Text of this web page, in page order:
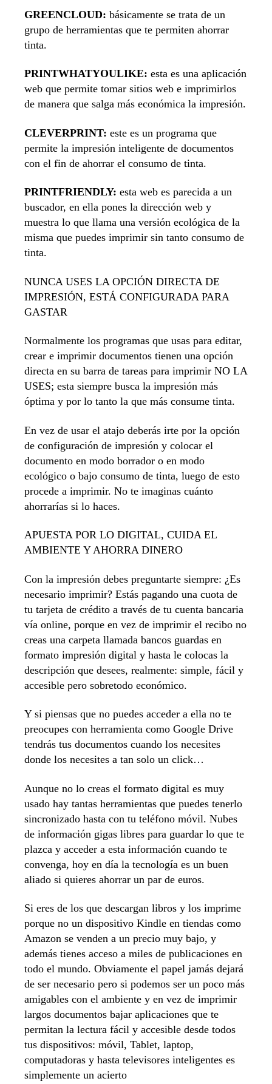
GREENCLOUD: básicamente se trata de un
grupo de herramientas que te permiten ahorrar
tinta.
PRINTWHATYOULIKE: esta es una aplicación
web que permite tomar sitios web e imprimirlos
de manera que salga más económica la impresión.
CLEVERPRINT: este es un programa que
permite la impresión inteligente de documentos
con el fin de ahorrar el consumo de tinta.
PRINTFRIENDLY: esta web es parecida a un
buscador, en ella pones la dirección web y
muestra lo que llama una versión ecológica de la
misma que puedes imprimir sin tanto consumo de
tinta.
NUNCA USES LA OPCIÓN DIRECTA DE
IMPRESIÓN, ESTÁ CONFIGURADA PARA
GASTAR
Normalmente los programas que usas para editar,
crear e imprimir documentos tienen una opción
directa en su barra de tareas para imprimir NO LA
USES; esta siempre busca la impresión más
óptima y por lo tanto la que más consume tinta.
En vez de usar el atajo deberás irte por la opción
de configuración de impresión y colocar el
documento en modo borrador o en modo
ecológico o bajo consumo de tinta, luego de esto
procede a imprimir. No te imaginas cuánto
ahorrarías si lo haces.
APUESTA POR LO DIGITAL, CUIDA EL
AMBIENTE Y AHORRA DINERO
Con la impresión debes preguntarte siempre: ¿Es
necesario imprimir? Estás pagando una cuota de
tu tarjeta de crédito a través de tu cuenta bancaria
vía online, porque en vez de imprimir el recibo no
creas una carpeta llamada bancos guardas en
formato impresión digital y hasta le colocas la
descripción que desees, realmente: simple, fácil y
accesible pero sobretodo económico.
Y si piensas que no puedes acceder a ella no te
preocupes con herramienta como Google Drive
tendrás tus documentos cuando los necesites
donde los necesites a tan solo un click…
Aunque no lo creas el formato digital es muy
usado hay tantas herramientas que puedes tenerlo
sincronizado hasta con tu teléfono móvil. Nubes
de información gigas libres para guardar lo que te
plazca y acceder a esta información cuando te
convenga, hoy en día la tecnología es un buen
aliado si quieres ahorrar un par de euros.
Si eres de los que descargan libros y los imprime
porque no un dispositivo Kindle en tiendas como
Amazon se venden a un precio muy bajo, y
además tienes acceso a miles de publicaciones en
todo el mundo. Obviamente el papel jamás dejará
de ser necesario pero si podemos ser un poco más
amigables con el ambiente y en vez de imprimir
largos documentos bajar aplicaciones que te
permitan la lectura fácil y accesible desde todos
tus dispositivos: móvil, Tablet, laptop,
computadoras y hasta televisores inteligentes es
simplemente un acierto